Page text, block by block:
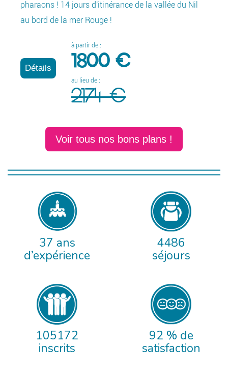
pharaons ! 14 jours d'itinérance de la vallée du Nil
au bord de la mer Rouge !
Détails
à partir de :
1800 €
au lieu de :
2174 €
Voir tous nos bons plans !
37 ans
d’expérience
4486
séjours
105172
inscrits
92 % de
satisfaction